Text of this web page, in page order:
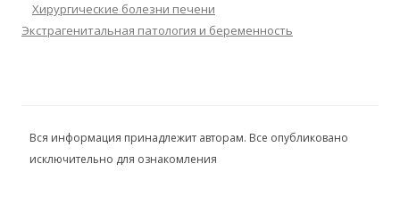
Хирургические болезни печени
Экстрагенитальная патология и беременность
Вся информация принадлежит авторам. Все опубликовано
исключительно для ознакомления